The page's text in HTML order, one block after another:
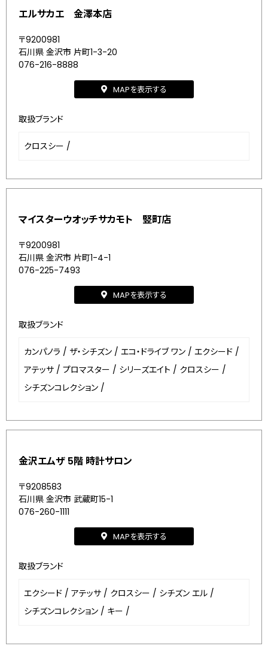
エルサカエ 金澤本店
〒9200981
石川県 金沢市 片町1-3-20
076-216-8888
MAPを表示する
取扱ブランド
クロスシー /
マイスターウオッチサカモト 竪町店
〒9200981
石川県 金沢市 片町1-4-1
076-225-7493
MAPを表示する
取扱ブランド
カンパノラ / ザ・シチズン / エコ・ドライブ ワン / エクシード /
アテッサ / プロマスター / シリーズエイト / クロスシー /
シチズンコレクション /
金沢エムザ 5階 時計サロン
〒9208583
石川県 金沢市 武蔵町15-1
076-260-1111
MAPを表示する
取扱ブランド
エクシード / アテッサ / クロスシー / シチズン エル /
シチズンコレクション / キー /